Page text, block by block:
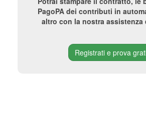
PagoPA dei contributi in
altro con la nostra assistenza
Registrati e prova